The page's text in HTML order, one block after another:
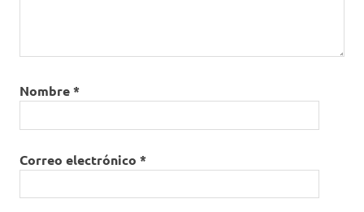
Nombre*
Correo electrónico *